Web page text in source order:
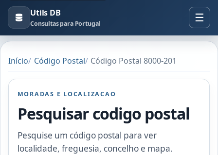
Utils DB
Consultas para Portugal
Início Código Postal Código Postal 8000-201
MORADAS E LOCALIZACAO
Pesquisar codigo postal
Pesquise um código postal para ver
localidade, freguesia, concelho e mapa.